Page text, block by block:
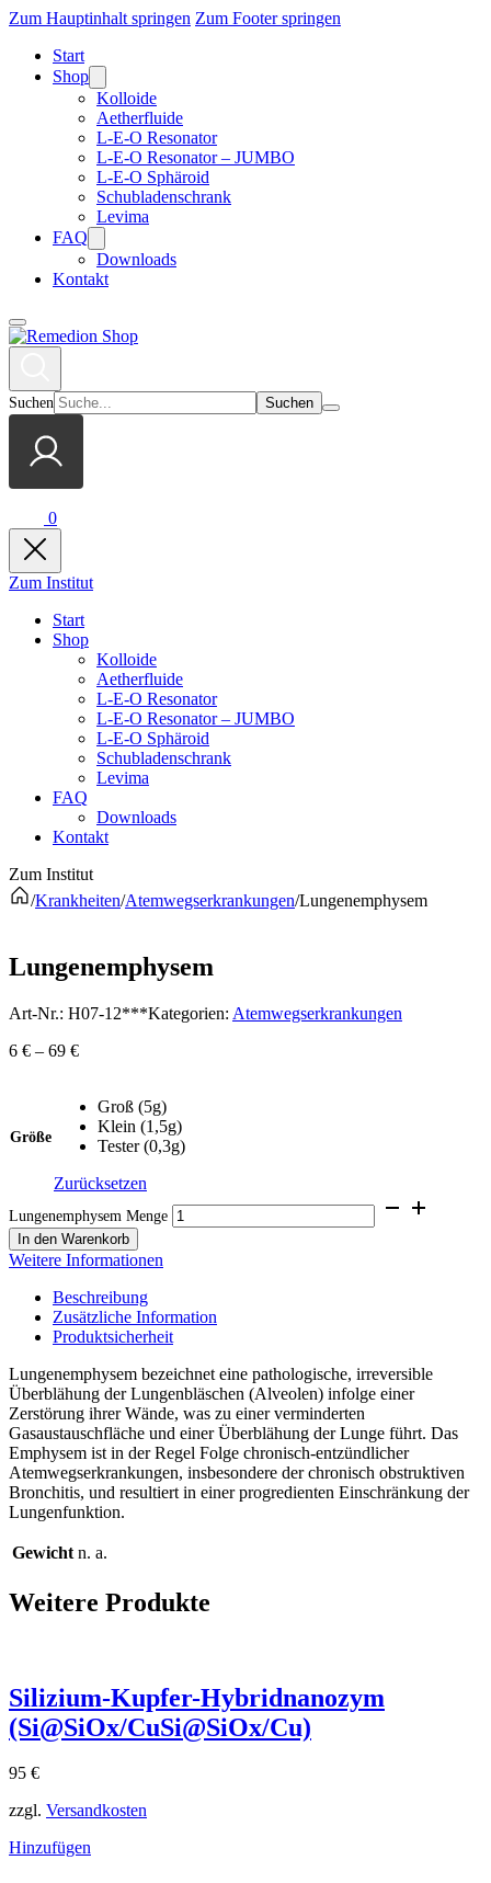
Zum Hauptinhalt springen Zum Footer springen
Start
Shop
Kolloide
Aetherfluide
L-E-O Resonator
L-E-O Resonator – JUMBO
L-E-O Sphäroid
Schubladenschrank
Levima
FAQ
Downloads
Kontakt
Suchen
0
Zum Institut
Start
Shop
Kolloide
Aetherfluide
L-E-O Resonator
L-E-O Resonator – JUMBO
L-E-O Sphäroid
Schubladenschrank
Levima
FAQ
Downloads
Kontakt
Zum Institut
/Krankheiten/Atemwegserkrankungen/Lungenemphysem
Lungenemphysem
Art-Nr.: H07-12***Kategorien: Atemwegserkrankungen
6 € – 69 €
Größe
Groß (5g)
Klein (1,5g)
Tester (0,3g)
Zurücksetzen
Lungenemphysem Menge
In den Warenkorb
Weitere Informationen
Beschreibung
Zusätzliche Information
Produktsicherheit
Lungenemphysem bezeichnet eine pathologische, irreversible
Überblähung der Lungenbläschen (Alveolen) infolge einer
Zerstörung ihrer Wände, was zu einer verminderten
Gasaustauschfläche und einer Überblähung der Lunge führt. Das
Emphysem ist in der Regel Folge chronisch-entzündlicher
Atemwegserkrankungen, insbesondere der chronisch obstruktiven
Bronchitis, und resultiert in einer progredienten Einschränkung der
Lungenfunktion.
Gewicht n. a.
Weitere Produkte
Silizium-Kupfer-Hybridnanozym
(Si@SiOx/CuSi@SiOx​/Cu)
95 €
zzgl. Versandkosten
Hinzufügen